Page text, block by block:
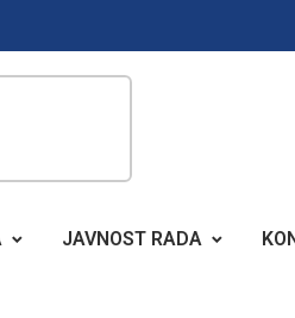
JAVNOST RADA